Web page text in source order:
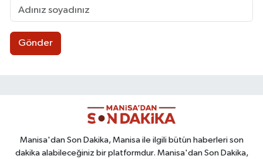
Gönder
Manisa'dan Son Dakika, Manisa ile ilgili bütün haberleri son
dakika alabileceğiniz bir platformdur. Manisa'dan Son Dakika,